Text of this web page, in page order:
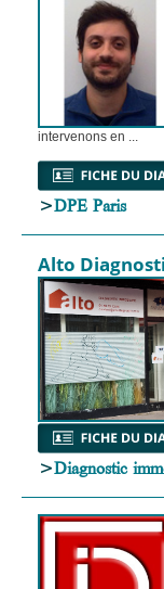
intervenons en ...
>DPE Paris
Alto
>Diagnostic